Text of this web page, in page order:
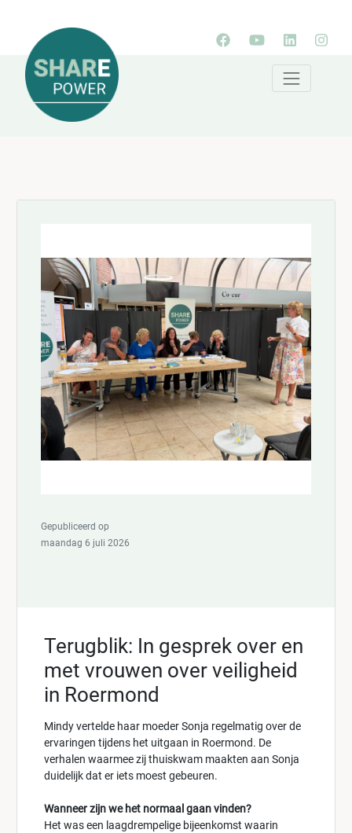
Gepubliceerd op
maandag 6 juli 2026
Terugblik: In gesprek over en
met vrouwen over veiligheid
in Roermond
Mindy vertelde haar moeder Sonja regelmatig over de
ervaringen tijdens het uitgaan in Roermond. De
verhalen waarmee zij thuiskwam maakten aan Sonja
duidelijk dat er iets moest gebeuren.
Wanneer zijn we het normaal gaan vinden?
Het was een laagdrempelige bijeenkomst waarin